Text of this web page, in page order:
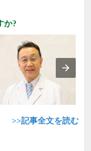
か?
>>記事全文を読む